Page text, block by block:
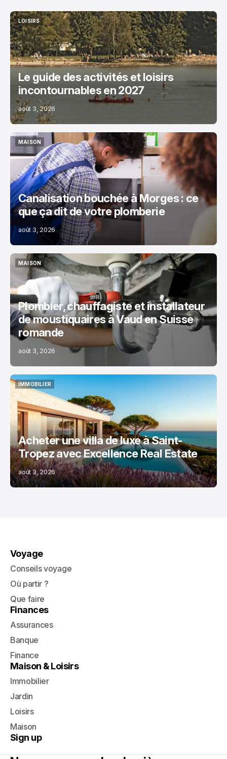
LOISIRS
LOISIRS
Le guide des activités et loisirs
incontournables en 2027
août 3, 2026
MAISON
MAISON
Canalisation bouchée à Morges : ce
que ça dit de votre plomberie
août 3, 2026
MAISON
MAISON
Plombier, chauffagiste et installateur
de moustiquaires à Vaud en Suisse
romande
août 3, 2026
IMMOBILIER
IMMOBILIER
Acheter une villa de luxe à Saint-
Tropez avec Excellence Real Estate
août 3, 2026
Voyage
Conseils voyage
Où partir ?
Que faire
Finances
Assurances
Banque
Finance
Maison & Loisirs
Immobilier
Jardin
Loisirs
Maison
Sign up